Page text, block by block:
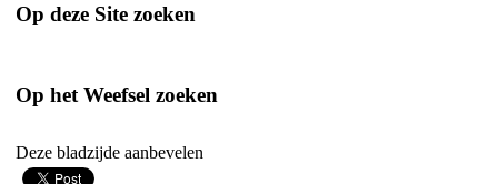
Op deze Site zoeken
Op het Weefsel zoeken
Deze bladzijde aanbevelen